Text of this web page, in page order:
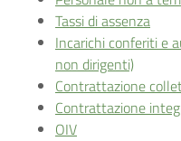
Tassi di assenza
Incarichi conferiti e
non dirigenti)
Contrattazione
Contrattazione
OIV